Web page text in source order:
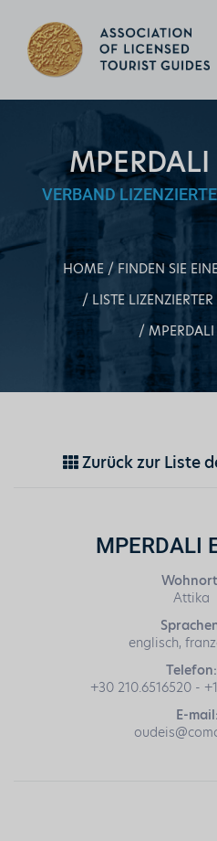
VERBAND
HOME
FINDEN SIE
LISTE
Zurück zur Liste
MPERDALI
Attika
englisch,
Telefon:
+30 210.6516520 -
E-mail: